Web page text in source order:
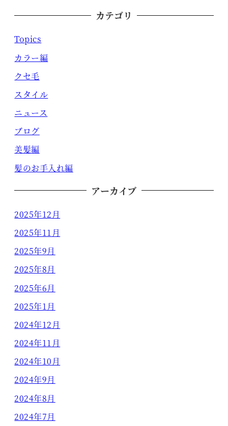
カテゴリ
Topics
カラー編
クセ毛
スタイル
ニュース
ブログ
美髪編
髪のお手入れ編
アーカイブ
2025年12月
2025年11月
2025年9月
2025年8月
2025年6月
2025年1月
2024年12月
2024年11月
2024年10月
2024年9月
2024年8月
2024年7月